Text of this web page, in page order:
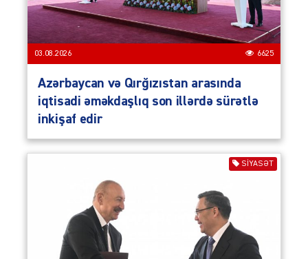
03.08.2026 6625
Azərbaycan və Qırğızıstan arasında
iqtisadi əməkdaşlıq son illərdə sürətlə
inkişaf edir
SIYASƏT